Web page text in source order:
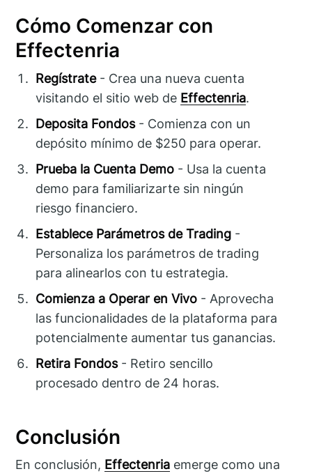
Cómo Comenzar con
Effectenria
Regístrate- Crea una nueva cuenta
visitando el sitio web de Effectenria.
Deposita Fondos- Comienza con un
depósito mínimo de $250 para operar.
Prueba la Cuenta Demo - Usa la cuenta
demo para familiarizarte sin ningún
riesgo financiero.
Establece Parámetros de Trading -
Personaliza los parámetros de trading
para alinearlos con tu estrategia.
Comienza a Operar en Vivo - Aprovecha
las funcionalidades de la plataforma para
potencialmente aumentar tus ganancias.
Retira Fondos- Retiro sencillo
procesado dentro de 24 horas.
Conclusión
En conclusión, Effectenria emerge como una